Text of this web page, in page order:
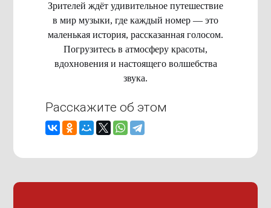
Зрителей ждёт удивительное путешествие
в мир музыки, где каждый номер — это
маленькая история, рассказанная голосом.
Погрузитесь в атмосферу красоты,
вдохновения и настоящего волшебства
звука.
Расскажите об этом